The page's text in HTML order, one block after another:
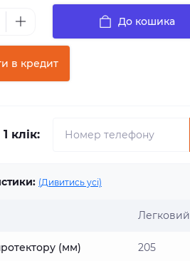
До кошика
в кредит
клік:
(Дивитись усі)
Легковий
(мм) 205